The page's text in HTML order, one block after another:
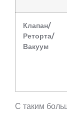
Клапан/
Реторта/
Вакуум
С таким